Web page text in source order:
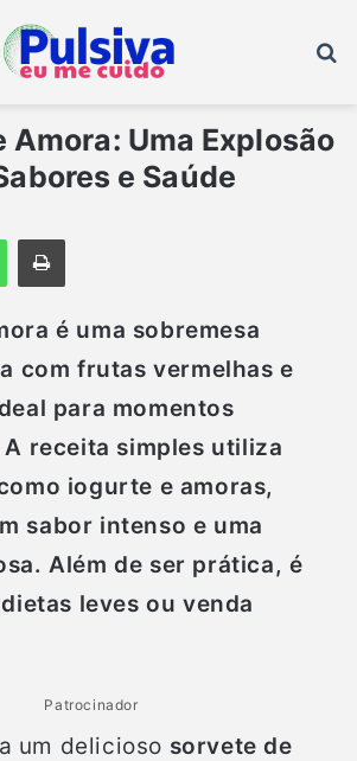
Amora: Uma Explosão
e Saúde
WhatsAppImprimir
é uma sobremesa
comfrutas vermelhas e
para momentos
receita simples utiliza
iogurte e amoras,
sabor intenso e uma
Além de ser prática, é
leves ou venda
Patrocinador
um delicioso sorvete de